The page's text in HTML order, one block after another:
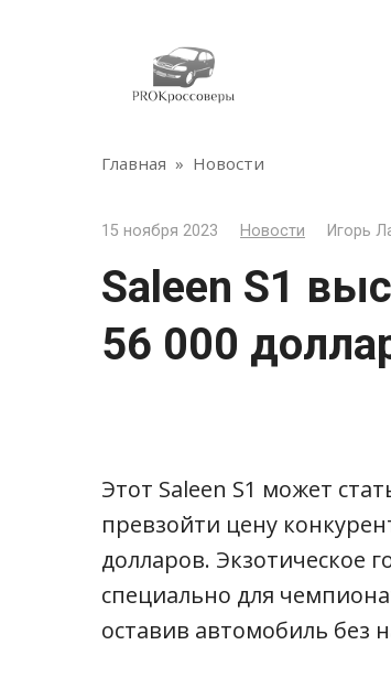
Главная » Новости
15 ноября 2023 Новости Игорь
Saleen S1
56 000
Этот Saleen S1 может
превзойти цену
долларов. Экзотическое
специально для
оставив автомобиль без